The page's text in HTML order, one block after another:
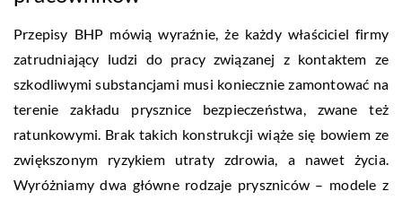
Przepisy BHP mówią wyraźnie, że każdy właściciel firmy
zatrudniający ludzi do pracy związanej z kontaktem ze
szkodliwymi substancjami musi koniecznie zamontować na
terenie zakładu prysznice bezpieczeństwa, zwane też
ratunkowymi. Brak takich konstrukcji wiąże się bowiem ze
zwiększonym ryzykiem utraty zdrowia, a nawet życia.
Wyróżniamy dwa główne rodzaje pryszniców – modele z